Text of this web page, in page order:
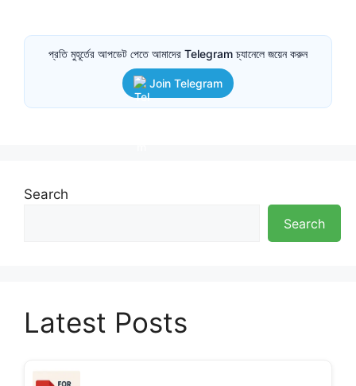
প্রতি মুহূর্তের আপডেট পেতে আমাদের Telegram চ্যানেলে জয়েন করুন
Join Telegram
Search
Search
Latest Posts